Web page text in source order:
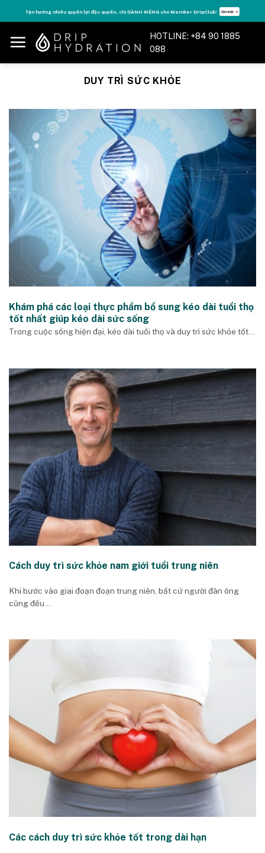
to
content
Tận hưởng nhiều quyền lợi độc quyền, chỉ DÀNH RIÊNG cho Member DripClub! Chi tiết ➝
HOTLINE: +84 90 1885
088
DUY TRÌ SỨC KHỎE
Khám phá các loại thực phẩm bổ sung kéo dài tuổi thọ
tốt nhất giúp kéo dài sức sống
Trong cuộc sống hiện đại, kéo dài tuổi thọ và duy trì sức khỏe tốt...
Cách duy trì sức khỏe nam giới tuổi trung niên
Khi bước vào giai đoạn đoạn trung niên, bất cứ người đàn ông
cũng đều...
Các cách duy trì sức khỏe tốt trong dài hạn